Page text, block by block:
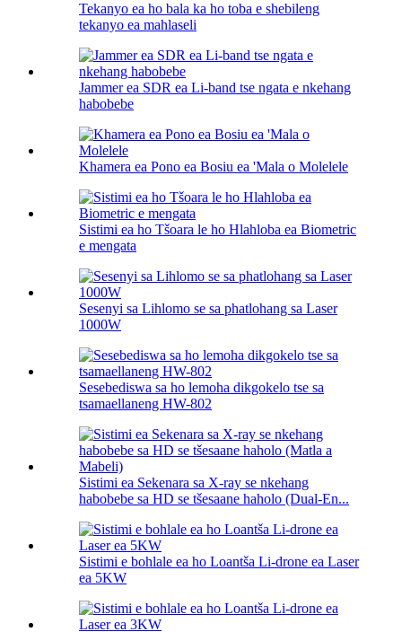
Tekanyo ea ho bala ka ho toba e shebileng
tekanyo ea mahlaseli
Jammer ea SDR ea Li-band tse ngata e nkehang
habobebe
Khamera ea Pono ea Bosiu ea 'Mala o Molelele
Sistimi ea ho Tšoara le ho Hlahloba ea Biometric
e mengata
Sesenyi sa Lihlomo se sa phatlohang sa Laser
1000W
Sesebediswa sa ho lemoha dikgokelo tse sa
tsamaellaneng HW-802
Sistimi ea Sekenara sa X-ray se nkehang
habobebe sa HD se tšesaane haholo (Dual-En...
Sistimi e bohlale ea ho Loantša Li-drone ea Laser
ea 5KW